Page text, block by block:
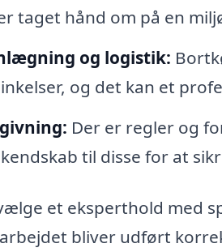
taget hånd om på en
og logistik:
og det kan et
Der er regler og
til disse for at
et eksperthold med
bliver udført